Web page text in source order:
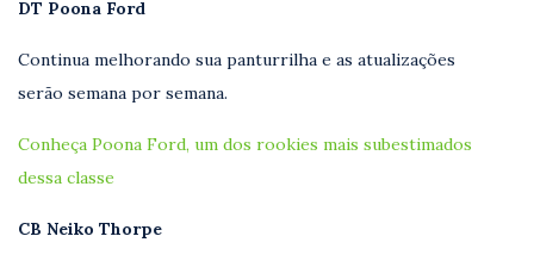
DT Poona Ford
Continua melhorando sua panturrilha e as atualizações
serão semana por semana.
Conheça Poona Ford, um dos rookies mais subestimados
dessa classe
CB Neiko Thorpe